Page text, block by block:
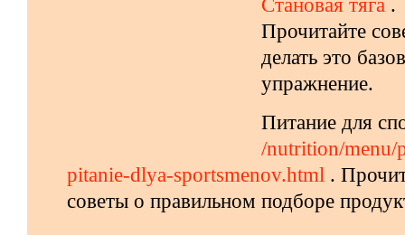
Становая тяга .
Прочитайте
делать это
упражнение.
Питание для
/nutrition/menu/
pitanie-dlya-sportsmenov.html .
советы о правильном подборе